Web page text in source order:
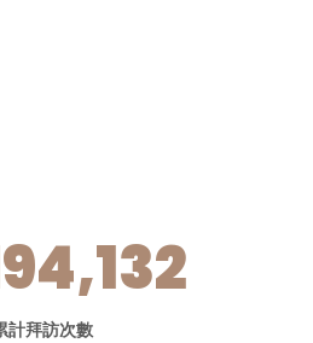
計拜訪次數